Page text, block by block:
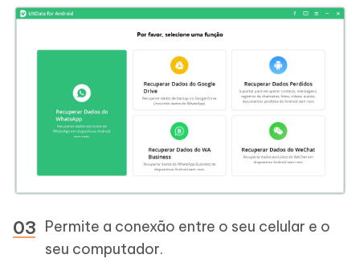
Permite a conexão entre o seu celular e o
seu computador.